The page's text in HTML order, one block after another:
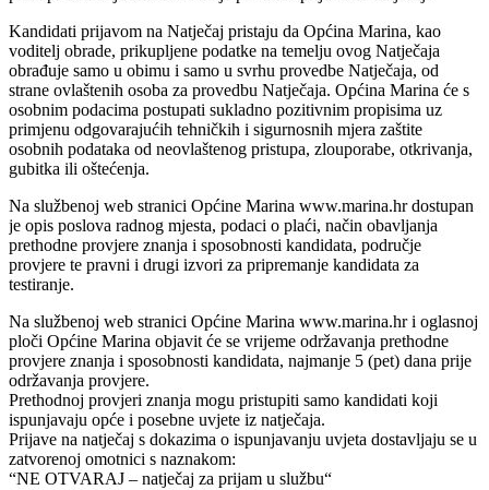
Kandidati prijavom na Natječaj pristaju da Općina Marina, kao
voditelj obrade, prikupljene podatke na temelju ovog Natječaja
obrađuje samo u obimu i samo u svrhu provedbe Natječaja, od
strane ovlaštenih osoba za provedbu Natječaja. Općina Marina će s
osobnim podacima postupati sukladno pozitivnim propisima uz
primjenu odgovarajućih tehničkih i sigurnosnih mjera zaštite
osobnih podataka od neovlaštenog pristupa, zlouporabe, otkrivanja,
gubitka ili oštećenja.
Na službenoj web stranici Općine Marina www.marina.hr dostupan
je opis poslova radnog mjesta, podaci o plaći, način obavljanja
prethodne provjere znanja i sposobnosti kandidata, područje
provjere te pravni i drugi izvori za pripremanje kandidata za
testiranje.
Na službenoj web stranici Općine Marina www.marina.hr i oglasnoj
ploči Općine Marina objavit će se vrijeme održavanja prethodne
provjere znanja i sposobnosti kandidata, najmanje 5 (pet) dana prije
održavanja provjere.
Prethodnoj provjeri znanja mogu pristupiti samo kandidati koji
ispunjavaju opće i posebne uvjete iz natječaja.
Prijave na natječaj s dokazima o ispunjavanju uvjeta dostavljaju se u
zatvorenoj omotnici s naznakom:
“NE OTVARAJ – natječaj za prijam u službu“